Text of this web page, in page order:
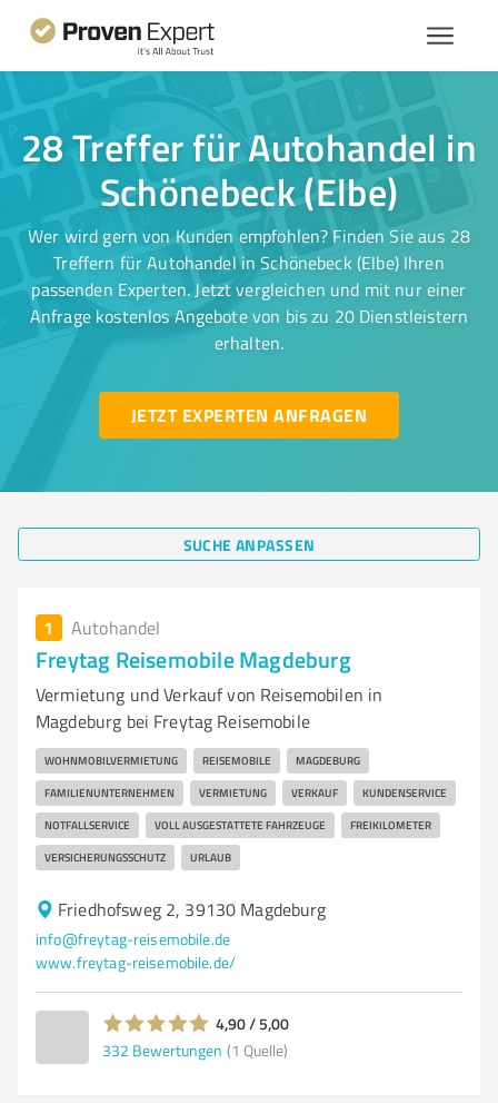
28 Treffer für Autohandel in
Schönebeck (Elbe)
Wer wird gern von Kunden empfohlen? Finden Sie aus 28
Treffern für Autohandel in Schönebeck (Elbe) Ihren
passenden Experten. Jetzt vergleichen und mit nur einer
Anfrage kostenlos Angebote von bis zu 20 Dienstleistern
erhalten.
JETZT EXPERTEN ANFRAGEN
SUCHE ANPASSEN
1 Autohandel
Freytag Reisemobile Magdeburg
Vermietung und Verkauf von Reisemobilen in
Magdeburg bei Freytag Reisemobile
WOHNMOBILVERMIETUNG REISEMOBILE MAGDEBURG
FAMILIENUNTERNEHMEN VERMIETUNG VERKAUF KUNDENSERVICE
NOTFALLSERVICE VOLL AUSGESTATTETE FAHRZEUGE FREIKILOMETER
VERSICHERUNGSSCHUTZ URLAUB
Friedhofsweg 2, 39130 Magdeburg
info@freytag-reisemobile.de
www.freytag-reisemobile.de/
4,90 / 5,00
332 Bewertungen (1 Quelle)